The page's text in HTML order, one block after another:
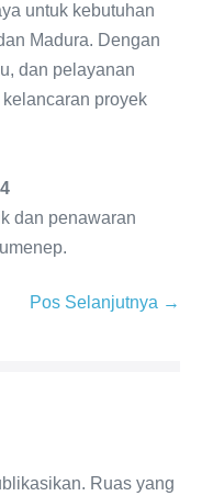
untuk kebutuhan
Madura. Dengan
dan pelayanan
proyek
dan penawaran
Pos Selanjutnya →
Ruas yang